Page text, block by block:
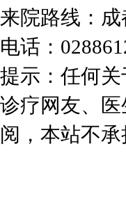
来院路线：
电话：
提示：任何
诊疗网友、
阅，本站不